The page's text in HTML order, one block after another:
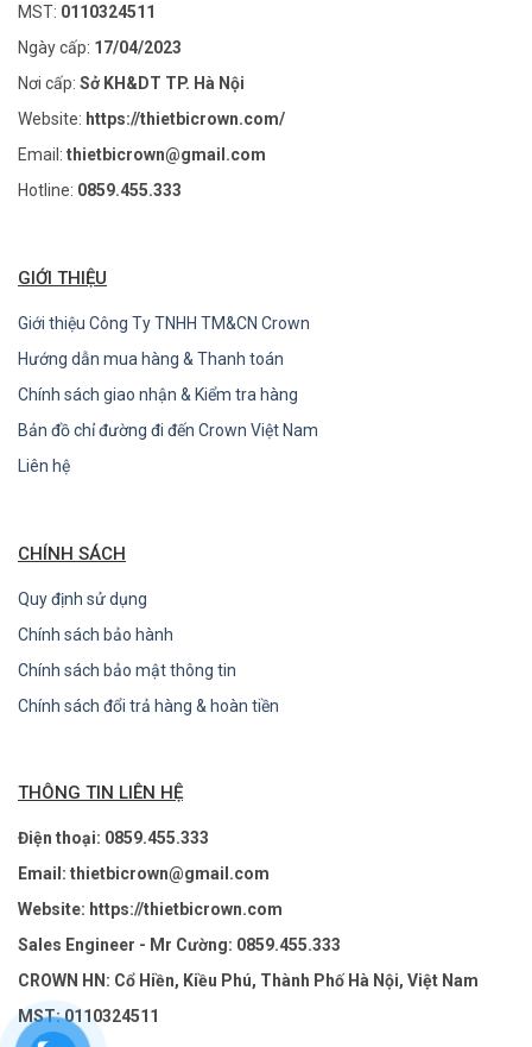
MST: 0110324511
Ngày cấp: 17/04/2023
Nơi cấp: Sở KH&DT TP. Hà Nội
Website: https://thietbicrown.com/
Email: thietbicrown@gmail.com
Hotline: 0859.455.333
GIỚI THIỆU
Giới thiệu Công Ty TNHH TM&CN Crown
Hướng dẫn mua hàng & Thanh toán
Chính sách giao nhận & Kiểm tra hàng
Bản đồ chỉ đường đi đến Crown Việt Nam
Liên hệ
CHÍNH SÁCH
Quy định sử dụng
Chính sách bảo hành
Chính sách bảo mật thông tin
Chính sách đổi trả hàng & hoàn tiền
THÔNG TIN LIÊN HỆ
Điện thoại: 0859.455.333
Email: thietbicrown@gmail.com
Website: https://thietbicrown.com
Sales Engineer - Mr Cường: 0859.455.333
CROWN HN: Cổ Hiền, Kiều Phú, Thành Phố Hà Nội, Việt Nam
MST: 0110324511